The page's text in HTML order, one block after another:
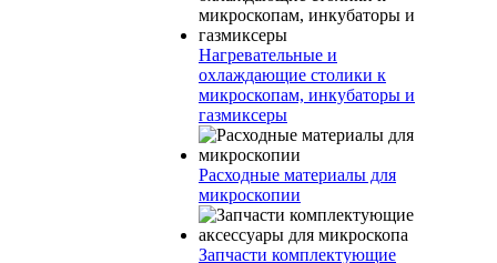
Нагревательные и
охлаждающие столики к
микроскопам, инкубаторы и
газмиксеры
Расходные материалы для
микроскопии
Запчасти комплектующие